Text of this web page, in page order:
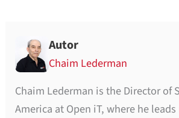
Autor
Chaim Lederman
Chaim Lederman is the Director of
America at Open iT, where he